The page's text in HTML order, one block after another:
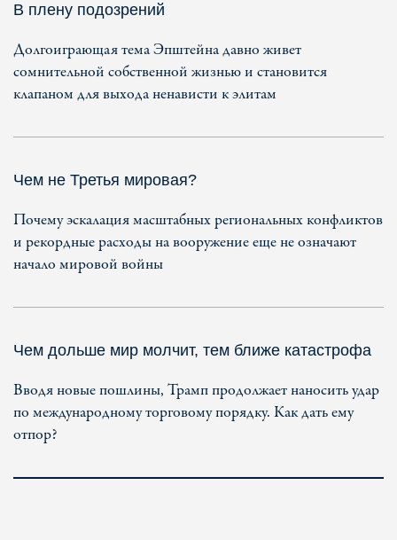
В плену подозрений
Долгоиграющая тема Эпштейна давно живет
сомнительной собственной жизнью и становится
клапаном для выхода ненависти к элитам
Чем не Третья мировая?
Почему эскалация масштабных региональных конфликтов
и рекордные расходы на вооружение еще не означают
начало мировой войны
Чем дольше мир молчит, тем ближе катастрофа
Вводя новые пошлины, Трамп продолжает наносить удар
по международному торговому порядку. Как дать ему
отпор?